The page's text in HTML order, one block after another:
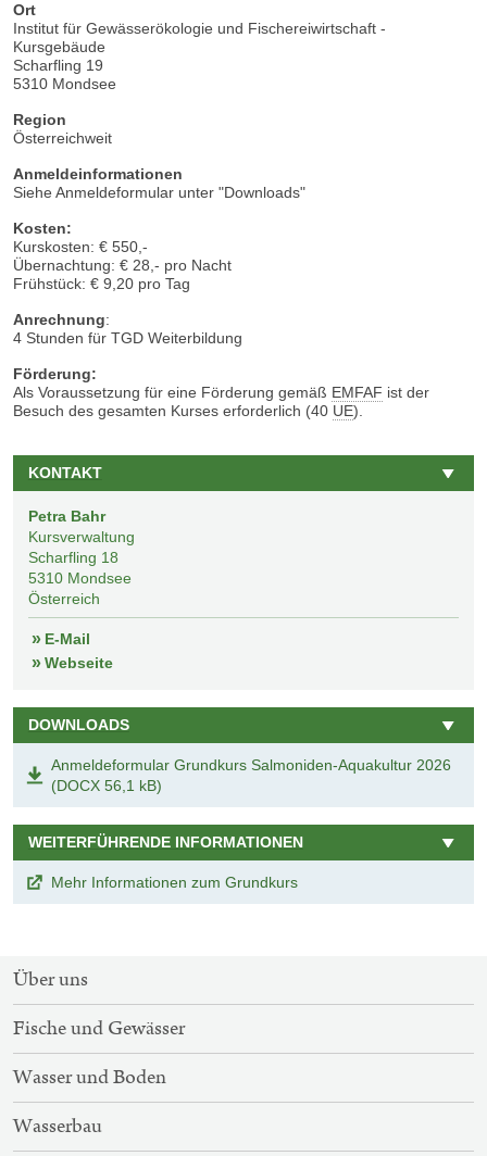
Ort
Institut für Gewässerökologie und Fischereiwirtschaft -
Kursgebäude
Scharfling 19
5310 Mondsee
Region
Österreichweit
Anmeldeinformationen
Siehe Anmeldeformular unter "Downloads"
Kosten:
Kurskosten: € 550,-
Übernachtung: € 28,- pro Nacht
Frühstück: € 9,20 pro Tag
Anrechnung:
4 Stunden für TGD Weiterbildung
Förderung:
Als Voraussetzung für eine Förderung gemäß EMFAF ist der
Besuch des gesamten Kurses erforderlich (40 UE).
KONTAKT
Petra Bahr
Kursverwaltung
Scharfling 18
5310 Mondsee
Österreich
E-Mail
Webseite
DOWNLOADS
Anmeldeformular Grundkurs Salmoniden-Aquakultur 2026
(DOCX 56,1 kB)
WEITERFÜHRENDE INFORMATIONEN
Mehr Informationen zum Grundkurs
SITEMAP-
NAVIGATION
Über uns
Fische und Gewässer
Wasser und Boden
Wasserbau